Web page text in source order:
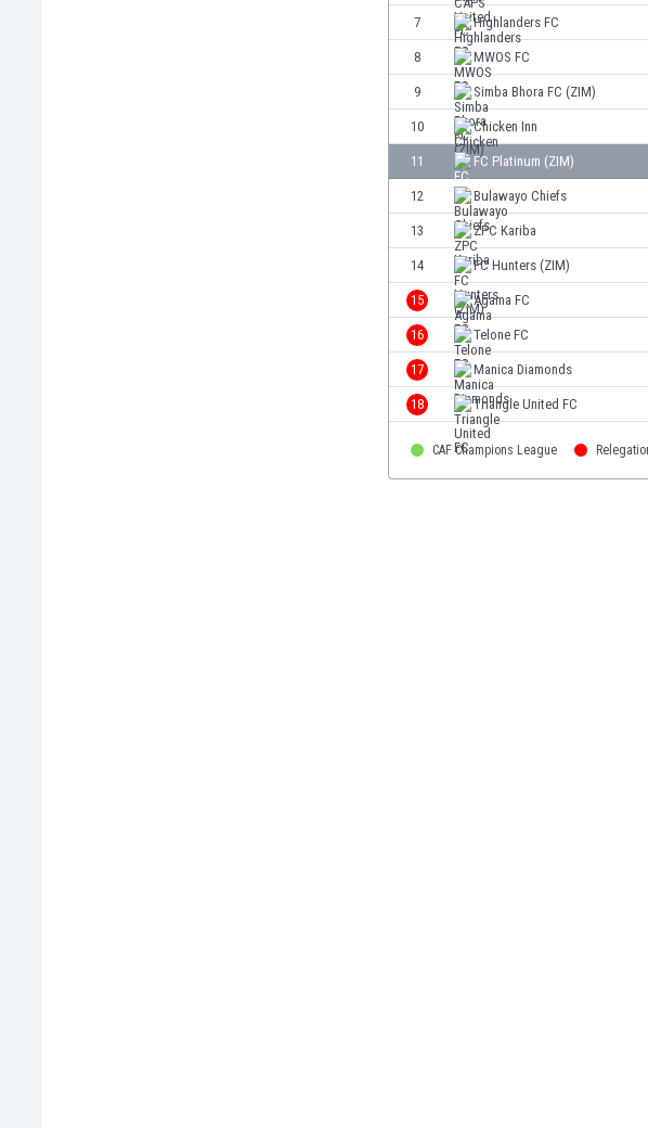
7 Highlanders FC
8 MWOS FC
9 Simba Bhora FC (ZIM)
10 Chicken Inn
11 FC Platinum (ZIM)
12 Bulawayo Chiefs
13 ZPC Kariba
14 FC Hunters (ZIM)
15 Agama FC
16 Telone FC
17 Manica Diamonds
18 Triangle United FC
CAF Champions League